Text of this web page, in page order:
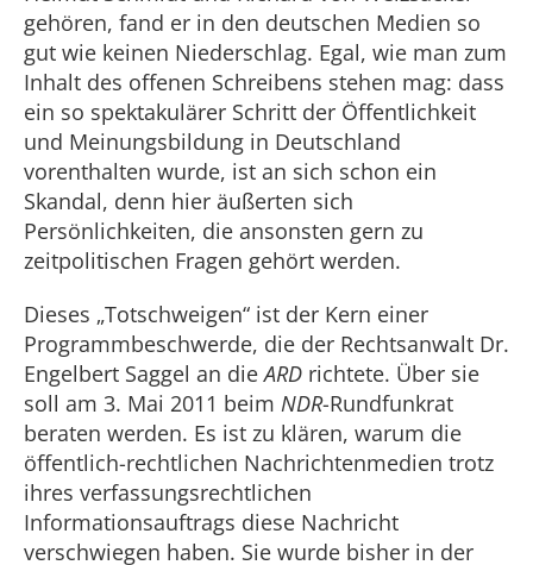
gehören, fand er in den deutschen Medien so
gut wie keinen Niederschlag. Egal, wie man zum
Inhalt des offenen Schreibens stehen mag: dass
ein so spektakulärer Schritt der Öffentlichkeit
und Meinungsbildung in Deutschland
vorenthalten wurde, ist an sich schon ein
Skandal, denn hier äußerten sich
Persönlichkeiten, die ansonsten gern zu
zeitpolitischen Fragen gehört werden.
Dieses „Totschweigen“ ist der Kern einer
Programmbeschwerde, die der Rechtsanwalt Dr.
Engelbert Saggel an dieARD richtete. Über sie
soll am 3. Mai 2011 beim NDR-Rundfunkrat
beraten werden. Es ist zu klären, warum die
öffentlich-rechtlichen Nachrichtenmedien trotz
ihres verfassungsrechtlichen
Informationsauftrags diese Nachricht
verschwiegen haben. Sie wurde bisher in der